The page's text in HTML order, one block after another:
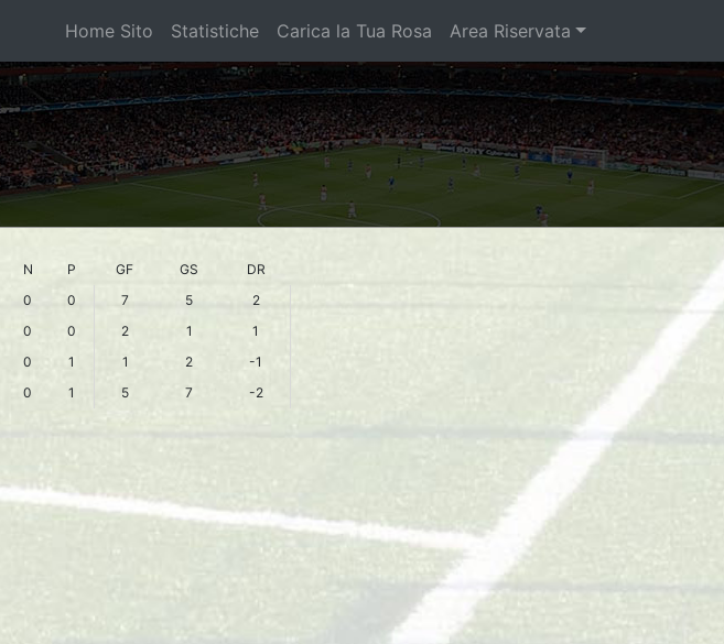
Home Sito Statistiche Carica la Tua Rosa Area Riservata
N P GF GS
DR
0 0 7 5
2
0 0 2 1
1
0 1 1 2
-1
0 1 5 7 -2